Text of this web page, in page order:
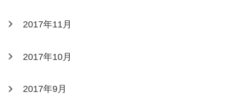
2017年11月
2017年10月
2017年9月